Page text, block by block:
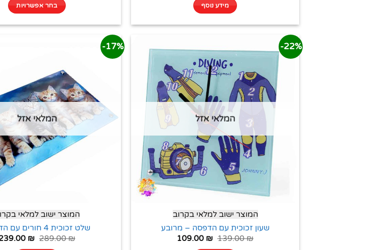
מידע נוסף בחר אפשרויות
22%-
המלאי אזל
המוצר ישוב למלאי בקרוב
שעון זכוכית עם הדפסה – מרובע
139.00₪
109.00 ₪
17%-
המלאי אזל
המוצר ישוב למלאי
שלט זכוכית 4 חורים עם הדפסה
289.00₪
₪